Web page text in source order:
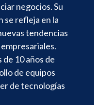
negocios. Su
se refleja en la
tendencias
de 10 años de
de equipos
de tecnologías